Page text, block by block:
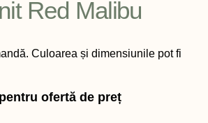
Red Malibu
Culoarea și dimensiunile pot fi
ofertă de preț